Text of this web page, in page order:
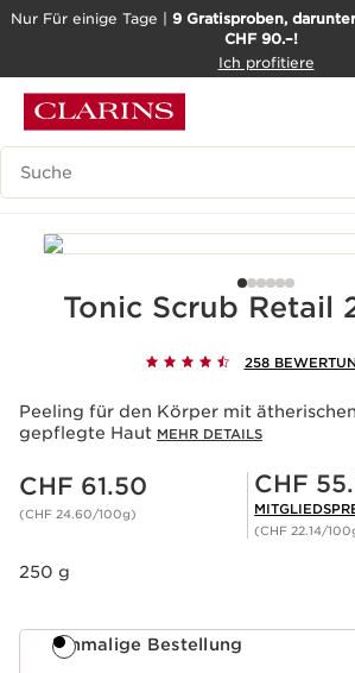
BARRIEREFREIHEITSWERKZEUG
Nur Für einige Tage | 9 Gratisproben,
CHF 90.–!
Ich profitiere
Legende suchen
Tonic Scrub Retail
258
Peeling für den Körper mit
gepflegte Haut MEHR DETAILS
Aktueller Preis CHF 61.50
CHF 61.50
(CHF 24.60/100g)
Mitgliederpreis CHF 55.35
CHF
(CHF 22.14/
250 g
Einmalige Bestellung